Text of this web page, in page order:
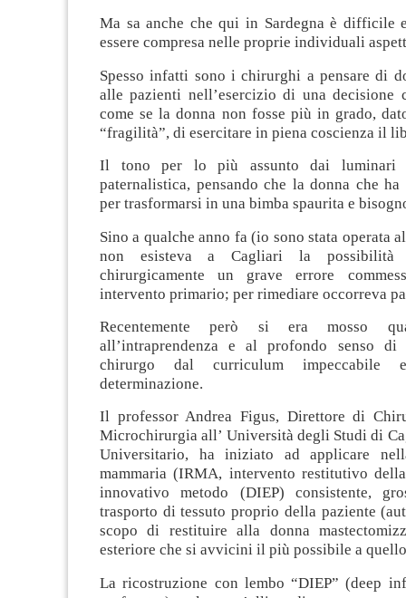
Ma sa anche che qui in Sardegna è difficile
essere compresa nelle proprie individuali
Spesso infatti sono i chirurghi a pensare di
alle pazienti nell’esercizio di una decisione
come se la donna non fosse più in grado,
“fragilità”, di esercitare in piena coscienza il
Il tono per lo più assunto dai luminari
paternalistica, pensando che la donna che
per trasformarsi in una bimba spaurita e
Sino a qualche anno fa (io sono stata operata
non esisteva a Cagliari la possibilità
chirurgicamente un grave errore
intervento primario; per rimediare occorreva
Recentemente però si era mosso
all’intraprendenza e al profondo senso
chirurgo dal curriculum
determinazione.
Il professor Andrea Figus, Direttore di
Microchirurgia all’ Università degli Studi di
Universitario, ha iniziato ad applicare
mammaria (IRMA, intervento restitutivo
innovativo metodo (DIEP) consistente,
trasporto di tessuto proprio della paziente
scopo di restituire alla donna
esteriore che si avvicini il più possibile a
La ricostruzione con lembo “DIEP” (deep